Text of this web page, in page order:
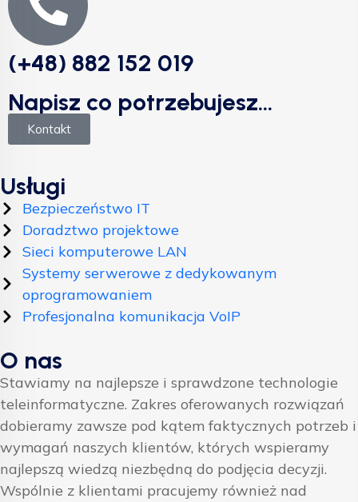
(+48) 882 152 019
Napisz co potrzebujesz...
Kontakt
Usługi
Bezpieczeństwo IT
Doradztwo projektowe
Sieci komputerowe LAN
Systemy serwerowe z dedykowanym
oprogramowaniem
Profesjonalna komunikacja VoIP
O nas
Stawiamy na najlepsze i sprawdzone technologie
teleinformatyczne. Zakres oferowanych rozwiązań
dobieramy zawsze pod kątem faktycznych potrzeb i
wymagań naszych klientów, których wspieramy
najlepszą wiedzą niezbędną do podjęcia decyzji.
Wspólnie z klientami pracujemy również nad